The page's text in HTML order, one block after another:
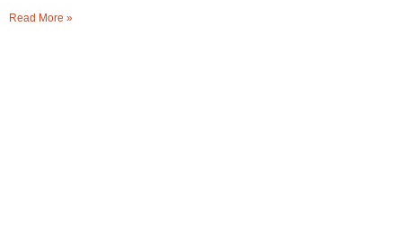
Read More »